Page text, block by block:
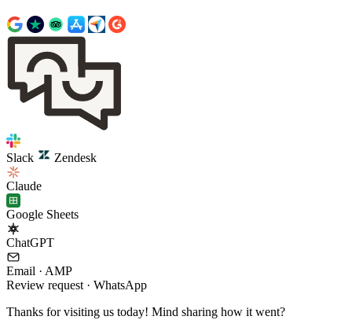
Slack Zendesk
Claude
Google Sheets
ChatGPT
Email · AMP
Review request · WhatsApp
Thanks for visiting us today! Mind sharing how it went?